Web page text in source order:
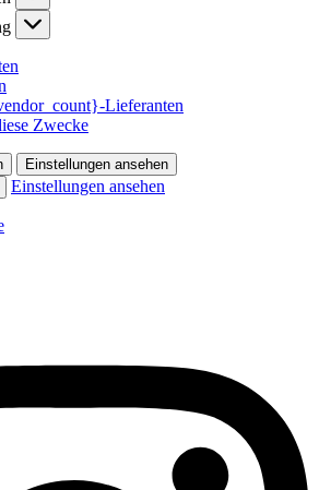
Lieferanten
Zwecke
Einstellungen ansehen
Einstellungen ansehen